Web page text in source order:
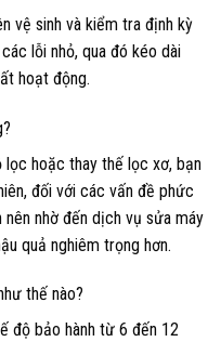
vệ sinh và kiểm tra định kỳ
lỗi nhỏ, qua đó kéo dài
hoạt động.
lọc hoặc thay thế lọc xơ, bạn
đối với các vấn đề phức
nhờ đến dịch vụ sửa máy
quả nghiêm trọng hơn.
thế nào?
độ bảo hành từ 6 đến 12